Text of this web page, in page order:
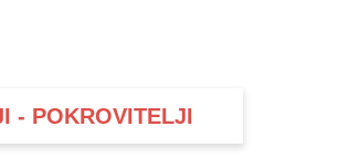
- POKROVITELJI